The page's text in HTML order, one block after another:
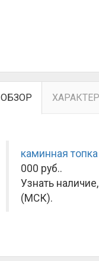
ОБЗОР
каминная топка
000 руб..
Узнать
(МСК).